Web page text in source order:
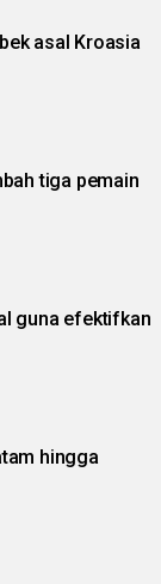
asal Kroasia
tiga pemain
guna efektifkan
hingga